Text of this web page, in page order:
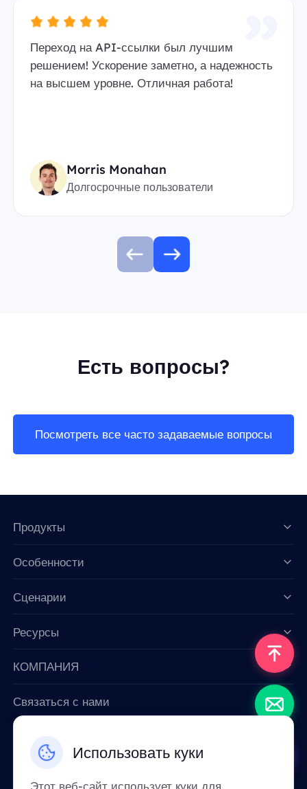
Переход на API-ссылки был лучшим
решением! Ускорение заметно, а надежность
на высшем уровне. Отличная работа!
Morris Monahan
Долгосрочные пользователи
Есть вопросы?
Посмотреть все часто задаваемые вопросы
Использовать куки
Этот веб-сайт использует куки для
Продукты
Особенности
Сценарии
Ресурсы
КОМПАНИЯ
Связаться с нами